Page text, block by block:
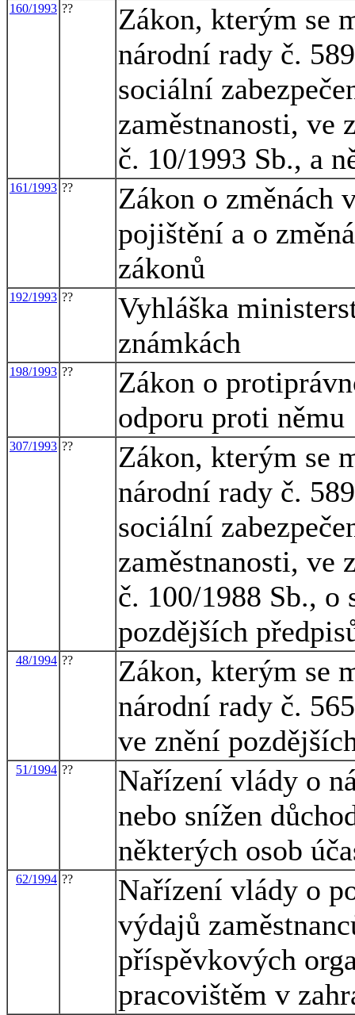
160/1993 ??
Zákon, kterým se
národní rady č.
sociální
zaměstnanosti, ve
č. 10/1993 Sb., a
161/1993 ??
Zákon o změnách
pojištění a o
zákonů
192/1993 ??
Vyhláška
známkách
198/1993 ??
Zákon o
odporu proti němu
307/1993 ??
Zákon, kterým se
národní rady č.
sociální
zaměstnanosti, ve
č. 100/1988 Sb., o
pozdějších
48/1994 ??
Zákon, kterým se
národní rady č.
ve znění
51/1994 ??
Nařízení vlády o
nebo snížen
některých osob
62/1994 ??
Nařízení vlády o
výdajů
příspěvkových
pracovištěm v